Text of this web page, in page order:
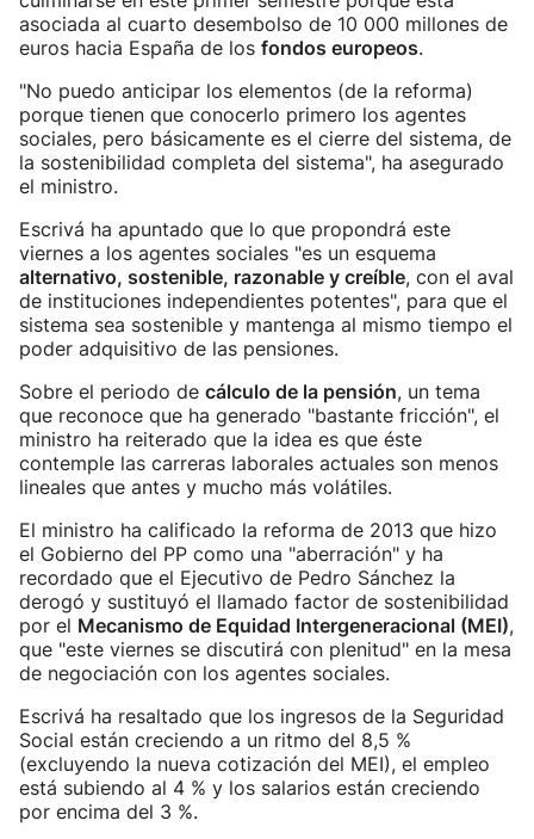
asociada al cuarto desembolso de 10 000 millones de
euros hacia España de los fondos europeos.
"No puedo anticipar los elementos (de la reforma)
porque tienen que conocerlo primero los agentes
sociales, pero básicamente es el cierre del sistema, de
la sostenibilidad completa del sistema", ha asegurado
el ministro.
Escrivá ha apuntado que lo que propondrá este
viernes a los agentes sociales "es un esquema
alternativo, sostenible, razonable y creíble, con el aval
de instituciones independientes potentes", para que el
sistema sea sostenible y mantenga al mismo tiempo el
poder adquisitivo de las pensiones.
Sobre el periodo de cálculo de la pensión, un tema
que reconoce que ha generado "bastante fricción", el
ministro ha reiterado que la idea es que éste
contemple las carreras laborales actuales son menos
lineales que antes y mucho más volátiles.
El ministro ha calificado la reforma de 2013 que hizo
el Gobierno del PP como una "aberración" y ha
recordado que el Ejecutivo de Pedro Sánchez la
derogó y sustituyó el llamado factor de sostenibilidad
por el Mecanismo de Equidad Intergeneracional (MEI),
que "este viernes se discutirá con plenitud" en la mesa
de negociación con los agentes sociales.
Escrivá ha resaltado que los ingresos de la Seguridad
Social están creciendo a un ritmo del 8,5 %
(excluyendo la nueva cotización del MEI), el empleo
está subiendo al 4 % y los salarios están creciendo
por encima del 3 %.